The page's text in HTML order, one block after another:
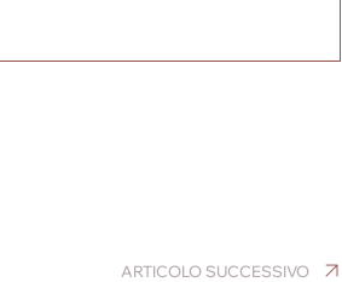
ARTICOLO SUCCESSIVO